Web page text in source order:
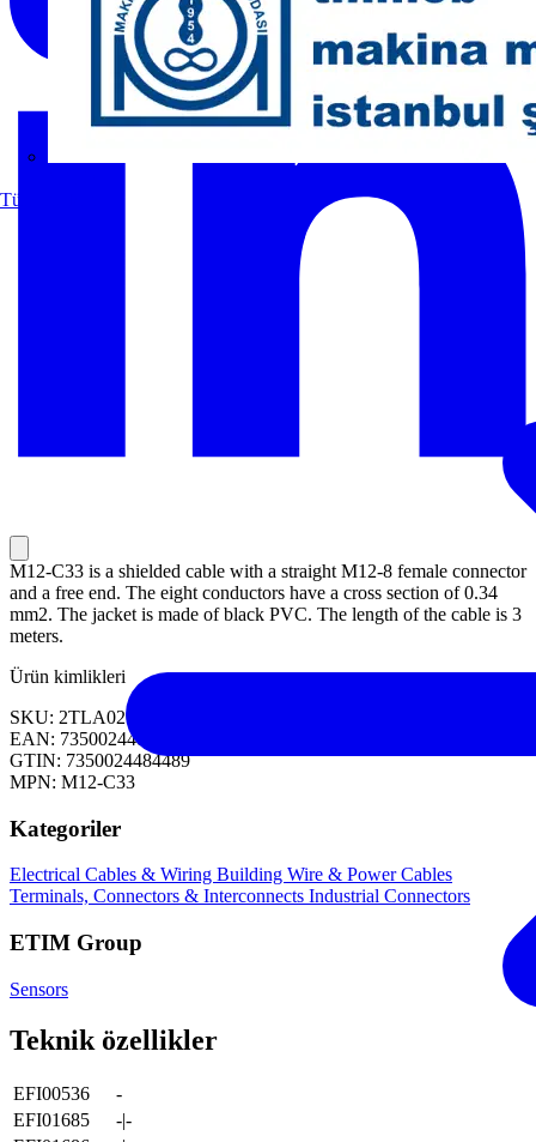
Tüm ortaklar
M12-C33 is a shielded cable with a straight M12-8 female connector
and a free end. The eight conductors have a cross section of 0.34
mm2. The jacket is made of black PVC. The length of the cable is 3
meters.
Ürün kimlikleri
SKU: 2TLA020056R2900
EAN: 7350024484489
GTIN: 7350024484489
MPN: M12-C33
Kategoriler
Electrical Cables & Wiring Building Wire & Power Cables
Terminals, Connectors & Interconnects Industrial Connectors
ETIM Group
Sensors
Teknik özellikler
EFI00536
-
EFI01685
-|-